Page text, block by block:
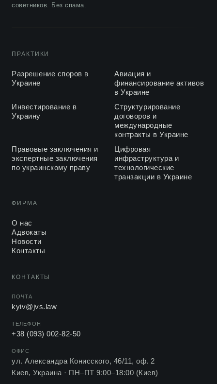
советников. Без спама.
ПРАКТИКИ
Разрешение споров в
Украине
Авиация и
финансирование активов
в Украине
Инвестирование в
Украину
Структурирование
договоров и
международные
контракты в Украине
Правовые заключения и
экспертные заключения
по украинскому праву
Цифровая
инфраструктура и
технологические
транзакции в Украине
ФИРМА
О нас
Адвокаты
Новости
Контакты
КОНТАКТЫ
ПОЧТА
kyiv@jvs.law
ТЕЛЕФОН
+38 (093) 002-82-50
ОФИС
ул. Александра Конисского, 46/11, оф. 2
Киев, Украина · ПН–ПТ 9:00–18:00 (Киев)